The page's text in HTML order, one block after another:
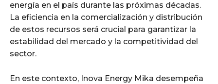
energía en el país durante las próximas décadas.
La eficiencia en la comercialización y distribución
de estos recursos será crucial para garantizar la
estabilidad del mercado y la competitividad del
sector.
En este contexto, Inova Energy Mika desempeña